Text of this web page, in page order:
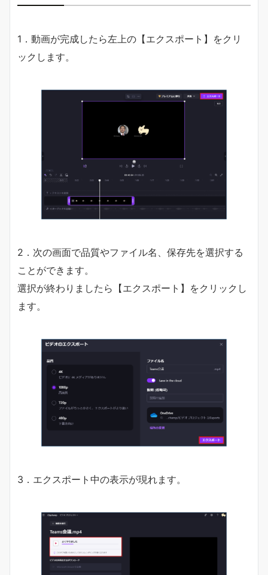
1．動画が完成したら左上の【エクスポート】をクリ
ックします。
2．次の画面で品質やファイル名、保存先を選択する
ことができます。
選択が終わりましたら【エクスポート】をクリックし
ます。
3．エクスポート中の表示が現れます。